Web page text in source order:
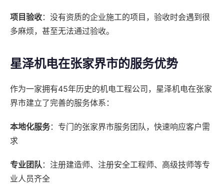
项目验收：没有资质的企业施工的项目，验收时会遇到很
多麻烦，甚至无法通过验收。
星泽机电在张家界市的服务优势
作为一家拥有45年历史的机电工程公司，星泽机电在张家
界市建立了完善的服务体系：
本地化服务：专门的张家界市服务团队，快速响应客户需
求
专业团队 ：注册建造师、注册安全工程师、高级技师等专
业人员齐全